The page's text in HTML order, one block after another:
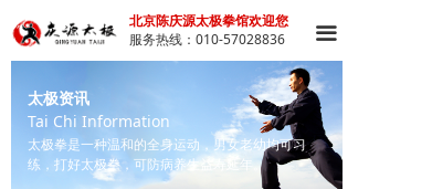
服务热线：010-57028836 끀
北京陈庆源太极拳馆欢迎您
太极拳是一种温和的全身运动，男女老幼均可习
练，打好太极拳，可防病养生益寿延年。
太极资讯
Tai Chi Information